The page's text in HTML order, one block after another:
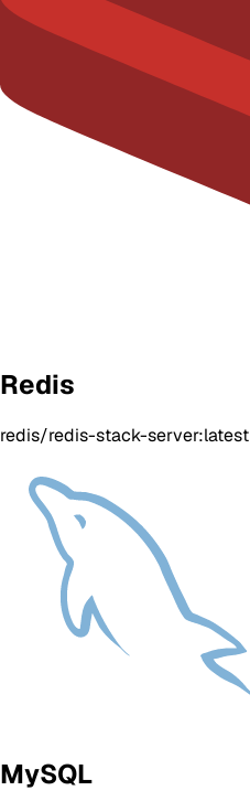
Redis
redis/redis-stack-server:latest
MySQL